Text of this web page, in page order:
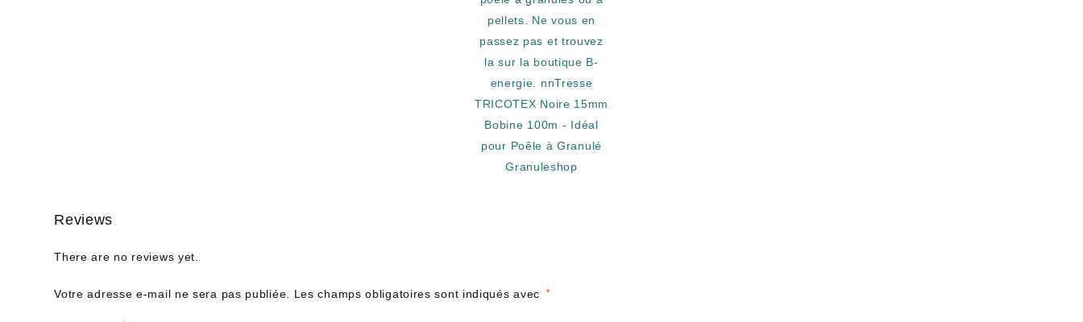
Reviews
There are no reviews yet.
Votre adresse e-mail ne sera pas publiée. Les champs obligatoires sont indiqués avec *